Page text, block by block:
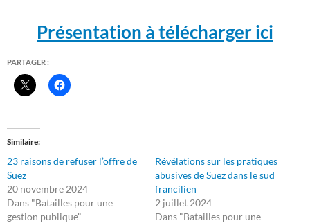
Présentation à télécharger ici
PARTAGER :
Similaire
23 raisons de refuser l’offre de
Suez
20 novembre 2024
Dans "Batailles pour une
gestion publique"
Révélations sur les pratiques
abusives de Suez dans le sud
francilien
2 juillet 2024
Dans "Batailles pour une